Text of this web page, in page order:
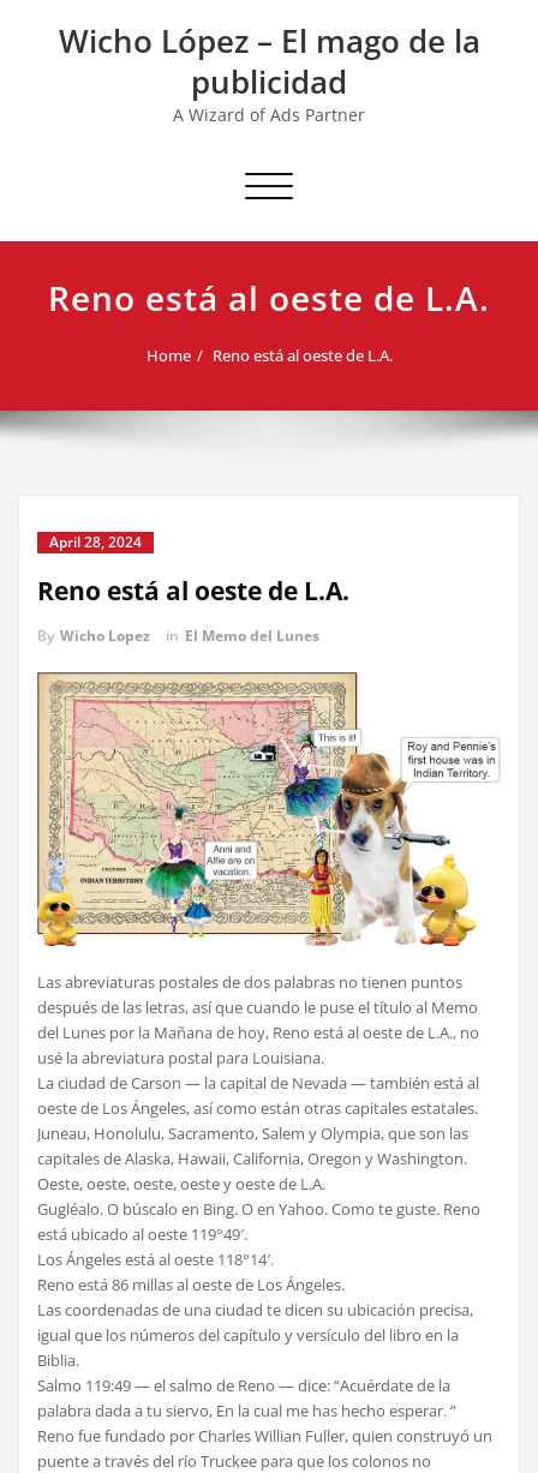
Wicho López – El mago de la
publicidad
A Wizard of Ads Partner
Toggle navigation
Reno está al oeste de L.A.
Home Reno está al oeste de L.A.
April 28, 2024
Reno está al oeste de L.A.
By Wicho Lopez in El Memo del Lunes
Las abreviaturas postales de dos palabras no tienen puntos
después de las letras, así que cuando le puse el título al Memo
del Lunes por la Mañana de hoy, Reno está al oeste de L.A., no
usé la abreviatura postal para Louisiana.
La ciudad de Carson — la capital de Nevada — también está al
oeste de Los Ángeles, así como están otras capitales estatales.
Juneau, Honolulu, Sacramento, Salem y Olympia, que son las
capitales de Alaska, Hawaii, California, Oregon y Washington.
Oeste, oeste, oeste, oeste y oeste de L.A.
Gugléalo. O búscalo en Bing. O en Yahoo. Como te guste. Reno
está ubicado al oeste 119°49′.
Los Ángeles está al oeste 118°14′.
Reno está 86 millas al oeste de Los Ángeles.
Las coordenadas de una ciudad te dicen su ubicación precisa,
igual que los números del capítulo y versículo del libro en la
Biblia.
Salmo 119:49 — el salmo de Reno — dice: “Acuérdate de la
palabra dada a tu siervo, En la cual me has hecho esperar. ”
Reno fue fundado por Charles Willian Fuller, quien construyó un
puente a través del río Truckee para que los colonos no